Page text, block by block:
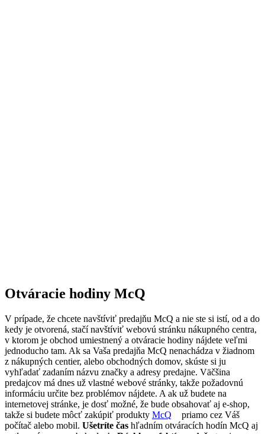
Otváracie hodiny McQ
V prípade, že chcete navštíviť predajňu McQ a nie ste si istí, od a do
kedy je otvorená, stačí navštíviť webovú stránku nákupného centra,
v ktorom je obchod umiestnený a otváracie hodiny nájdete veľmi
jednoducho tam. Ak sa Vaša predajňa McQ nenachádza v žiadnom
z nákupných centier, alebo obchodných domov, skúste si ju
vyhľadať zadaním názvu značky a adresy predajne. Väčšina
predajcov má dnes už vlastné webové stránky, takže požadovnú
informáciu určite bez problémov nájdete. A ak už budete na
internetovej stránke, je dosť možné, že bude obsahovať aj e-shop,
takže si budete môcť zakúpiť produkty McQ
priamo cez Váš
počítač alebo mobil. Ušetríte čas hľadním otváracích hodín McQ aj